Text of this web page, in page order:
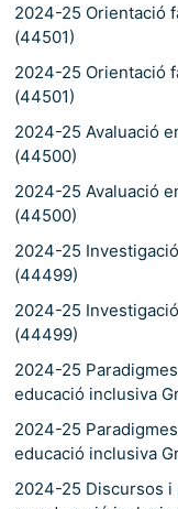
2024-25 Orientació
(44501)
2024-25 Orientació
(44501)
2024-25 Avaluació
(44500)
2024-25 Avaluació
(44500)
2024-25
(44499)
2024-25
(44499)
2024-25
educació inclusiva
2024-25
educació inclusiva
2024-25 Discursos i